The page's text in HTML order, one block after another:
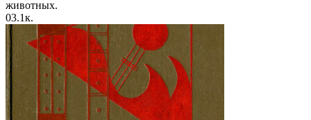
животных.
03.1к.